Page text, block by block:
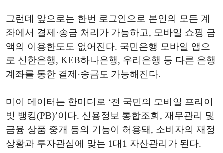
그런데 앞으로는 한번 로그인으로 본인의 모든 계
좌에서 결제·송금 처리가 가능하고, 모바일 쇼핑 금
액의 이용한도도 없어진다. 국민은행 모바일 앱으
로 신한은행, KEB하나은행, 우리은행 등 다른 은행
계좌를 통한 결제·송금도 가능해진다.
마이 데이터는 한마디로 ‘전 국민의 모바일 프라이
빗 뱅킹(PB)’이다. 신용정보 통합조회, 재무관리 및
금융 상품 중개 등의 기능이 허용돼, 소비자의 재정
상황과 투자관심에 맞는 1대1 자산관리가 된다.